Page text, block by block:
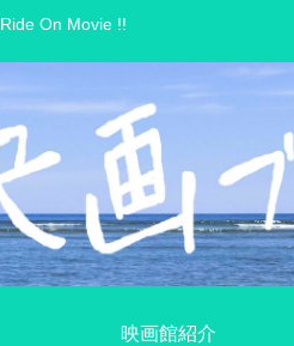
Ride On Movie !!
映画館紹介